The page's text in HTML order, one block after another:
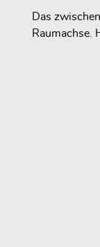
Das
Raumachse.